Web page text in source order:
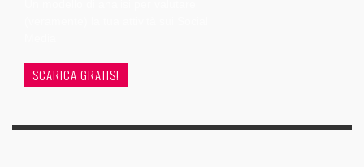
SCARICA GRATIS!